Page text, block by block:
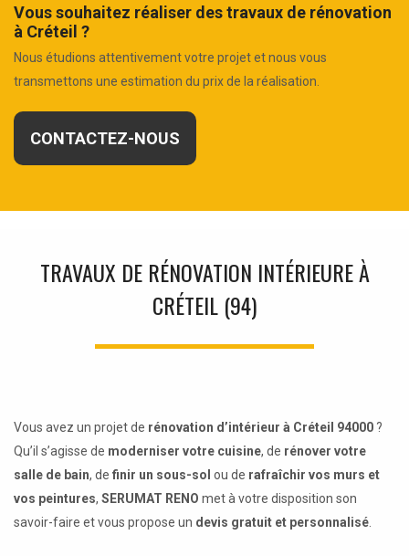
Vous souhaitez réaliser des travaux de rénovation
à Créteil ?
Nous étudions attentivement votre projet et nous vous
transmettons une estimation du prix de la réalisation.
CONTACTEZ-NOUS
TRAVAUX DE RÉNOVATION INTÉRIEURE À
CRÉTEIL (94)
Vous avez un projet de rénovation d’intérieur à Créteil 94000 ?
Qu’il s’agisse de moderniser votre cuisine, de rénover votre
salle de bain, de finir un sous-sol ou de rafraîchir vos murs et
vos peintures, SERUMAT RENO met à votre disposition son
savoir-faire et vous propose un devis gratuit et personnalisé